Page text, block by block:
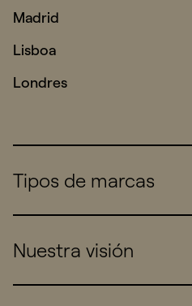
Madrid
Lisboa
Londres
Tipos de marcas
Consumers
Nuestra visión